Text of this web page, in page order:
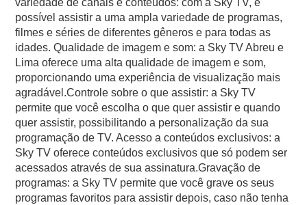
variedade de canais e conteúdos: com a Sky TV, é
possível assistir a uma ampla variedade de programas,
filmes e séries de diferentes gêneros e para todas as
idades. Qualidade de imagem e som: a Sky TV Abreu e
Lima oferece uma alta qualidade de imagem e som,
proporcionando uma experiência de visualização mais
agradável.Controle sobre o que assistir: a Sky TV
permite que você escolha o que quer assistir e quando
quer assistir, possibilitando a personalização da sua
programação de TV. Acesso a conteúdos exclusivos: a
Sky TV oferece conteúdos exclusivos que só podem ser
acessados através de sua assinatura.Gravação de
programas: a Sky TV permite que você grave os seus
programas favoritos para assistir depois, caso não tenha